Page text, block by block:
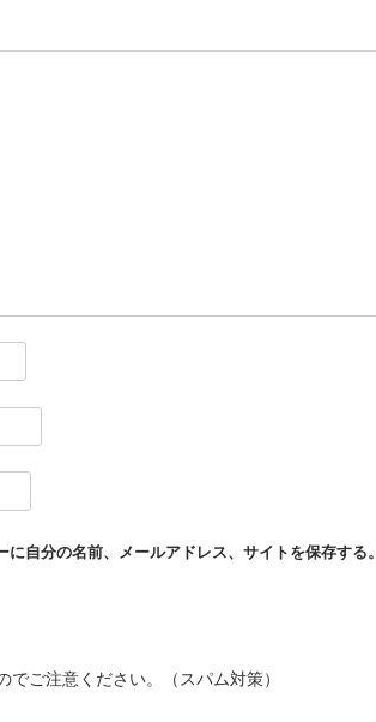
自分の名前、メールアドレス、サイトを保存する。
ご注意ください。（スパム対策）